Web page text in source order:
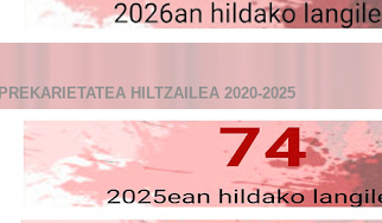
PREKARIETATEA HILTZAILEA 2020-2025